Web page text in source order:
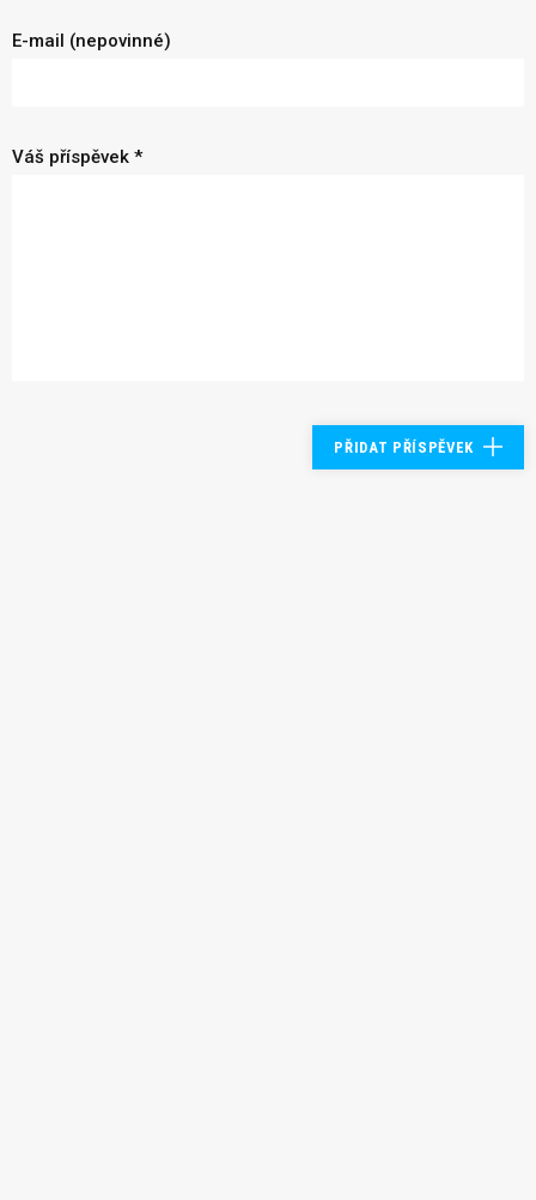
E-mail (nepovinné)
Váš příspěvek *
PŘIDAT PŘÍSPĚVEK